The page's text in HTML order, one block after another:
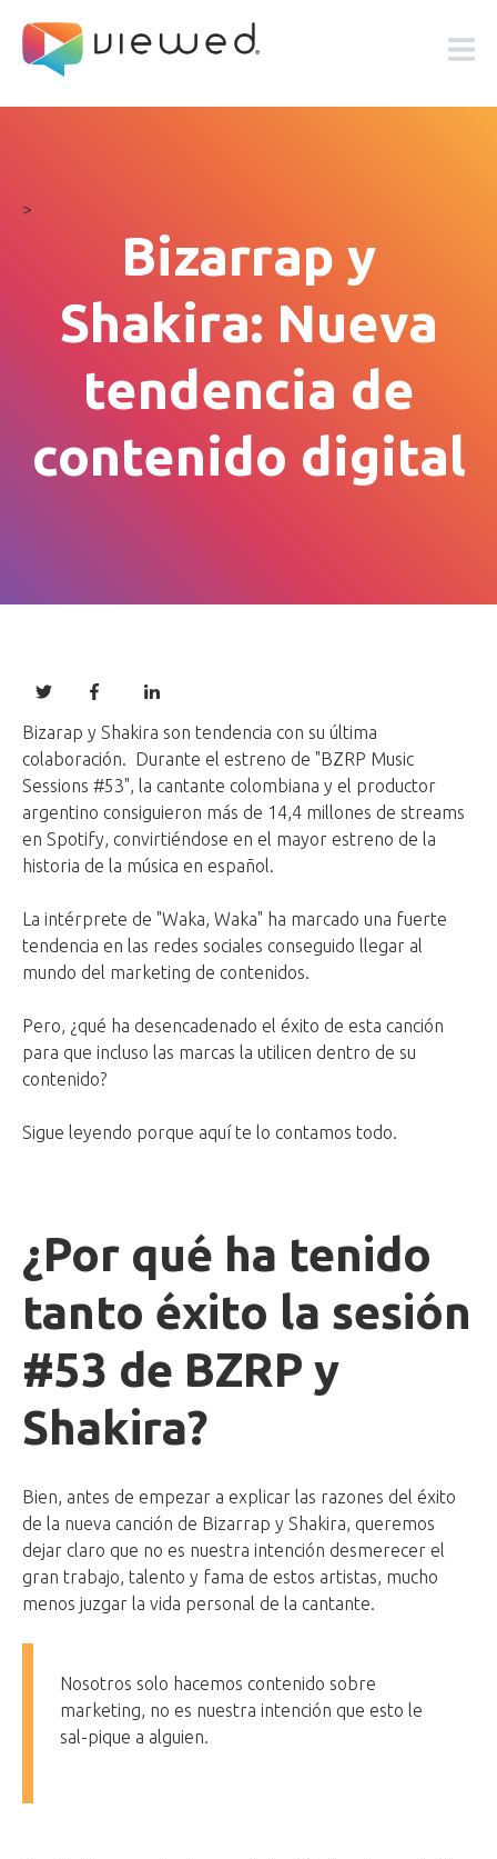
>
Bizarrap y
Shakira: Nueva
tendencia de
contenido digital
Bizarap y Shakira son tendencia con su última
colaboración. Durante el estreno de "BZRP Music
Sessions #53", la cantante colombiana y el productor
argentino consiguieron más de 14,4 millones de streams
en Spotify, convirtiéndose en el mayor estreno de la
historia de la música en español.
La intérprete de "Waka, Waka" ha marcado una fuerte
tendencia en las redes sociales conseguido llegar al
mundo del marketing de contenidos.
Pero, ¿qué ha desencadenado el éxito de esta canción
para que incluso las marcas la utilicen dentro de su
contenido?
Sigue leyendo porque aquí te lo contamos todo.
¿Por qué ha tenido
tanto éxito la sesión
#53 de BZRP y
Shakira?
Bien, antes de empezar a explicar las razones del éxito
de la nueva canción de Bizarrap y Shakira, queremos
dejar claro que no es nuestra intención desmerecer el
gran trabajo, talento y fama de estos artistas, mucho
menos juzgar la vida personal de la cantante.
Nosotros solo hacemos contenido sobre
marketing, no es nuestra intención que esto le
sal-pique a alguien.